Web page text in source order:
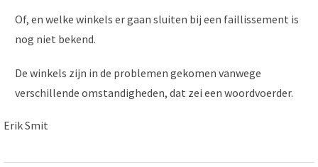
Of, en welke winkels er gaan sluiten bij een faillissement is
nog niet bekend.
De winkels zijn in de problemen gekomen vanwege
verschillende omstandigheden, dat zei een woordvoerder.
Erik Smit